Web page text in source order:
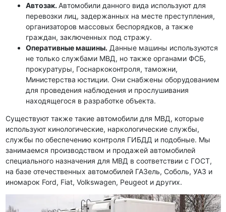
Автозак. Автомобили данного вида используют для
перевозки лиц, задержанных на месте преступления,
организаторов массовых беспорядков, а также
граждан, заключенных под стражу.
Оперативные машины. Данные машины используются
не только службами МВД, но также органами ФСБ,
прокуратуры, Госнаркоконтроля, таможни,
Министерства юстиции. Они снабжены оборудованием
для проведения наблюдения и прослушивания
находящегося в разработке объекта.
Существуют также такие автомобили для МВД, которые
используют кинологические, наркологические службы,
службы по обеспечению контроля ГИБДД и подобные. Мы
занимаемся производством и продажей автомобилей
специального назначения для МВД в соответствии с ГОСТ,
на базе отечественных автомобилей ГАЗель, Соболь, УАЗ и
иномарок Ford, Fiat, Volkswagen, Peugeot и других.